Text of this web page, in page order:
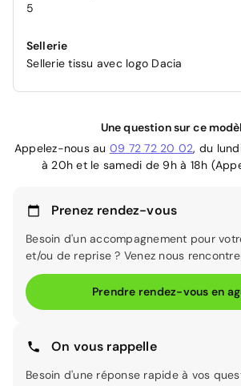
5
Sellerie
Sellerie tissu avec logo Dacia
Une question sur ce
Appelez-nous au 09 72 72 20 02, du
à 20h et le samedi de 9h à 18h
Prenez rendez-vous
Besoin d'un accompagnement pour
et/ou de reprise ? Venez nous
Prendre rendez-vous en
On vous rappelle
Besoin d'une réponse rapide à vos